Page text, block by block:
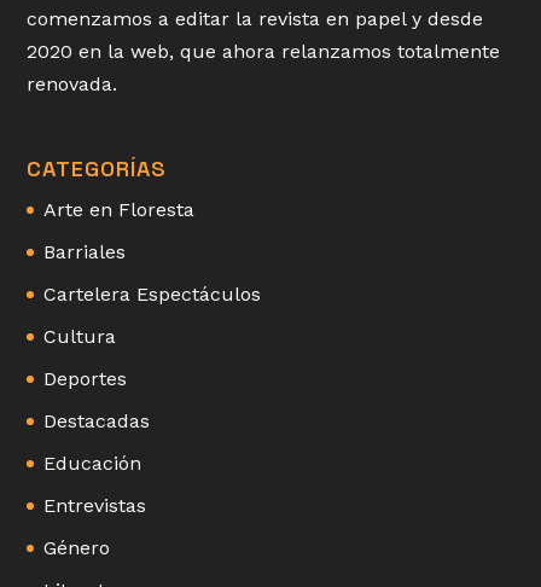
comenzamos a editar la revista en papel y desde
2020 en la web, que ahora relanzamos totalmente
renovada.
CATEGORÍAS
Arte en Floresta
Barriales
Cartelera Espectáculos
Cultura
Deportes
Destacadas
Educación
Entrevistas
Género